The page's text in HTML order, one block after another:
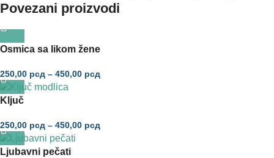
Povezani proizvodi
Osmica sa likom žene
250,00 рсд – 450,00 рсд
Ključ
250,00 рсд – 450,00 рсд
Ljubavni pečati